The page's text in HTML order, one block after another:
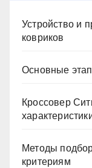
Устройство и
ковриков
Основные
Кроссовер
Методы
критериям